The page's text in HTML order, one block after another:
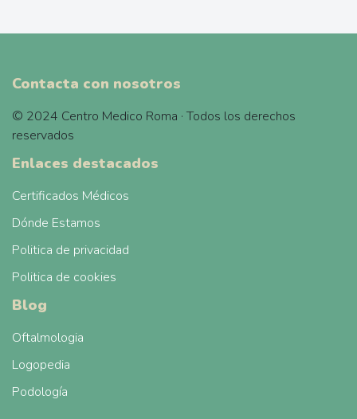
Contacta con nosotros
© 2024 Centro Medico Roma · Todos los derechos
reservados
Enlaces destacados
Certificados Médicos
Dónde Estamos
Politica de privacidad
Politica de cookies
Blog
Oftalmologia
Logopedia
Podología